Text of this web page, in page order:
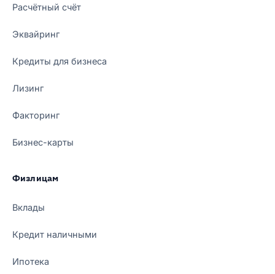
Расчётный счёт
Эквайринг
Кредиты для бизнеса
Лизинг
Факторинг
Бизнес-карты
Физлицам
Вклады
Кредит наличными
Ипотека